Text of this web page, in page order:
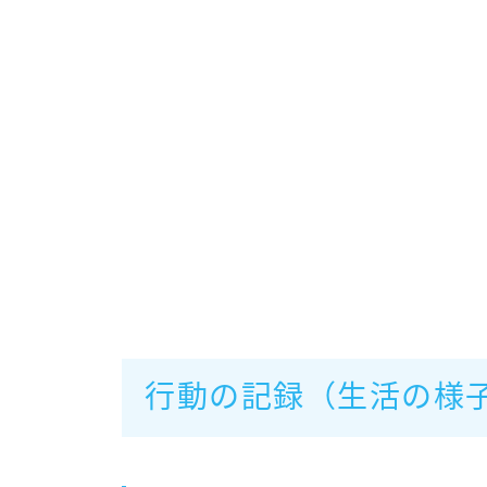
行動の記録（生活の様